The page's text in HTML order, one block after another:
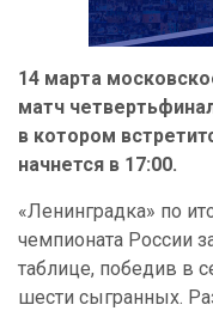
14 марта
матч
в котором
начнется в 17:00.
«Ленинградка» по
чемпионата России
таблице, победив в
шести сыгранных.